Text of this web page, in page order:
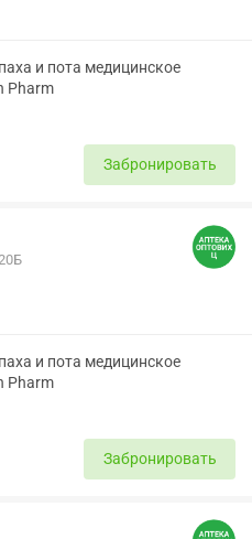
и пота медицинское
Pharm
Забронировать
и пота медицинское
Pharm
Забронировать